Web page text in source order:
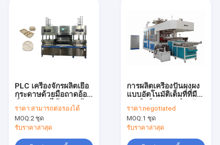
PLC เครื่องจักรผลิตเยื่อ
กระดาษด้วยมือถาดอ้อย
ที่ย่อยสลายได้แบบแห้ง
ในเครื่องกดแบบเปียก
ราคา:สามารถต่อรองได้
MOQ:2 ชุด
รับราคาล่าสุด
การผลิตเครื่องปั้นผงผง
แบบอัตโนมัติเต็มที่ที่มี
เครื่องใช้อาหารประเภท
หนึ่งครั้ง
ราคา:negotiated
MOQ:1 ชุด
รับราคาล่าสุด